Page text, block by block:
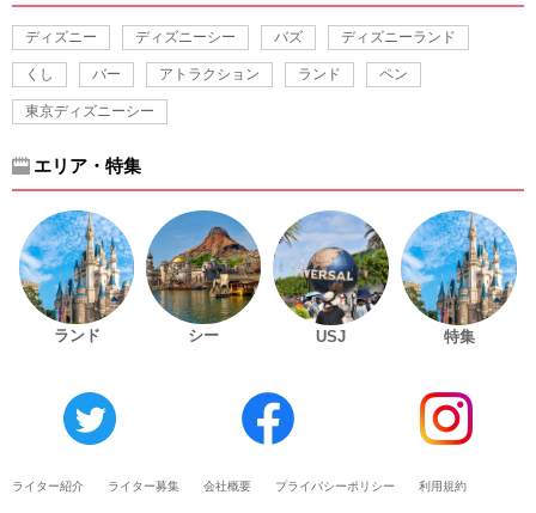
ディズニー ディズニーシー バズ ディズニーランド
くし バー アトラクション ランド ペン
東京ディズニーシー
エリア・特集
ランド シー USJ 特集
ライター紹介 ライター募集 会社概要 プライバシーポリシー 利用規約